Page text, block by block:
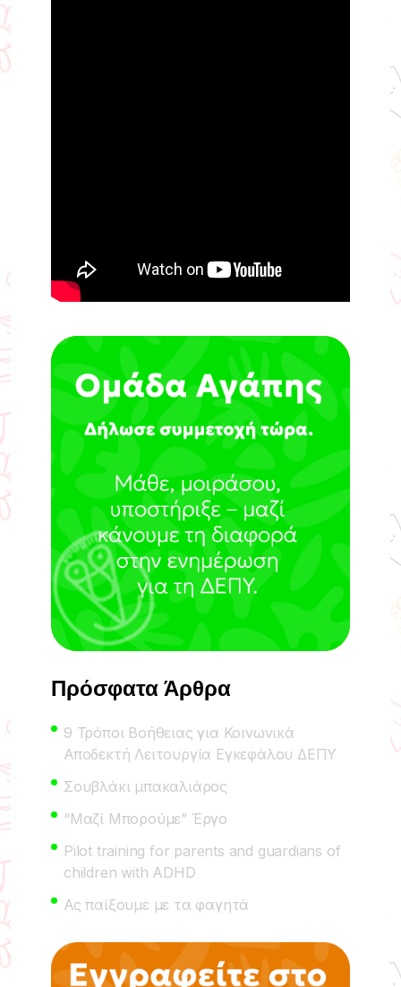
Πρόσφατα Άρθρα
9 Τρόποι Βοήθειας για Κοινωνικά
Αποδεκτή Λειτουργία Εγκεφάλου ΔΕΠΥ
Σουβλάκι μπακαλιάρος
“Μαζί Μπορούμε” Έργο
Pilot training for parents and guardians of
children with ADHD
Ας παίξουμε με τα φαγητά